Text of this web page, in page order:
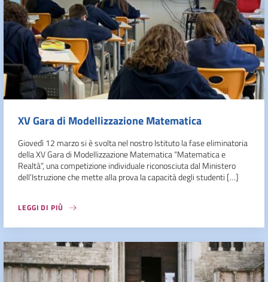
XV Gara di Modellizzazione Matematica
Giovedì 12 marzo si è svolta nel nostro Istituto la fase eliminatoria
della XV Gara di Modellizzazione Matematica “Matematica e
Realtà”, una competizione individuale riconosciuta dal Ministero
dell’Istruzione che mette alla prova la capacità degli studenti […]
LEGGI DI PIÙ